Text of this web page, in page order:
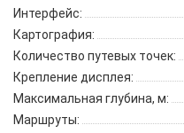
Интерфейс:
Картография:
Количество путевых точек:
Крепление дисплея:
Максимальная глубина, м:
Маршруты: